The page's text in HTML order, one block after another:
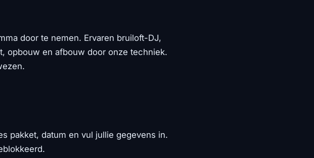
door te nemen. Ervaren bruiloft-DJ,
opbouw en afbouw door onze techniek.
pakket, datum en vul jullie gegevens in.